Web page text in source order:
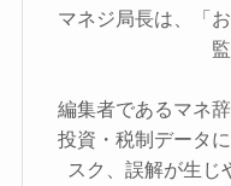
マネジ局長は、「
編集者であるマネ
投資・税制データ
スク、誤解が生じ